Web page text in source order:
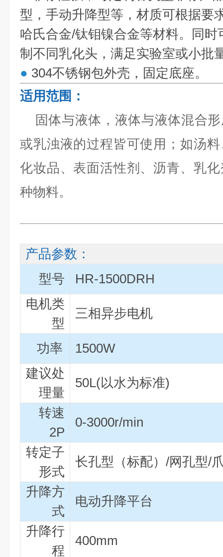
型，手动升降型等，材质可根据要
哈氏合金/钛钼镍合金等材料。同
制不同乳化头，满足实验室或小批
● 304不锈钢包外壳，固定底座。
适用范围：
固体与液体，液体与液体混合
或乳浊液的过程皆可使用；如汤
化妆品、表面活性剂、沥青、乳
种物料。
产品参数：
型号
HR-1500DRH
电机类
型
三相异步电机
功率
1500W
建议处
理量
50L(以水为标准)
转速
2P
0-3000r/min
转定子
形式
长孔型（标配）/网孔型/
升降方
式
电动升降平台
升降行
程
400mm